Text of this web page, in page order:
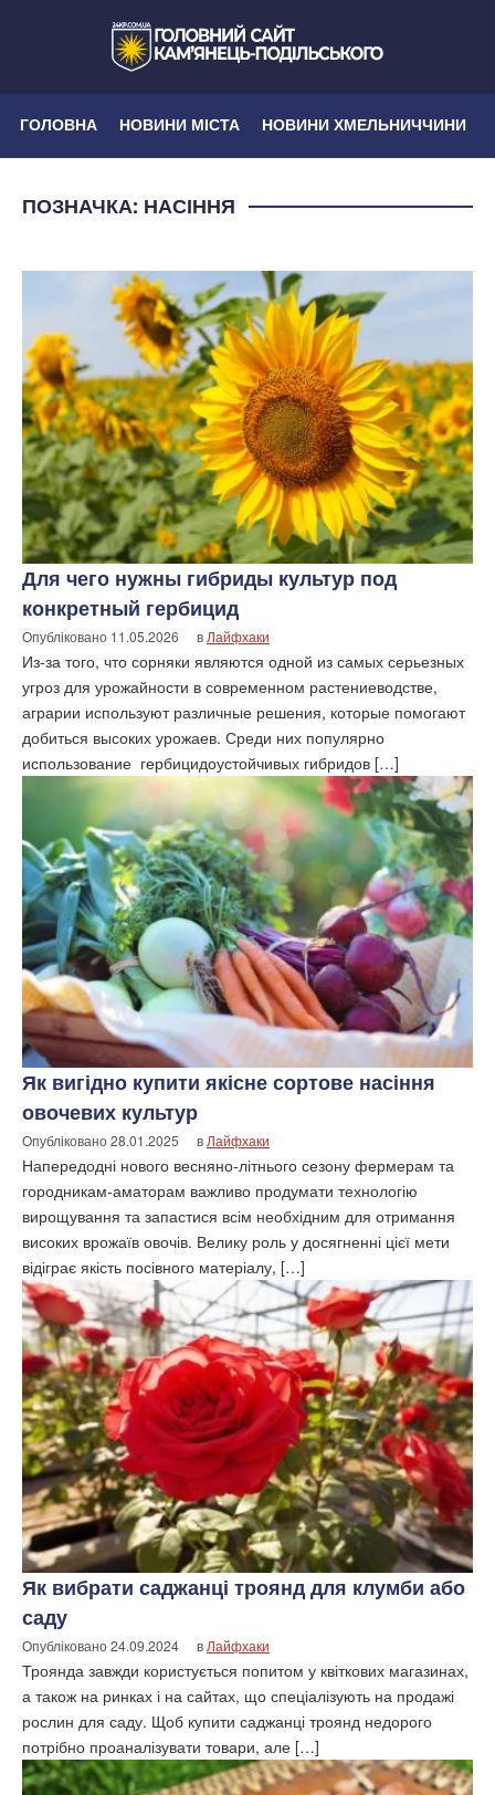
ГОЛОВНА НОВИНИ МІСТА НОВИНИ ХМЕЛЬНИЧЧИНИ
ПОЗНАЧКА: НАСІННЯ
Для чего нужны гибриды культур под
конкретный гербицид
Опубліковано 11.05.2026 в Лайфхаки
Из-за того, что сорняки являются одной из самых серьезных
угроз для урожайности в современном растениеводстве,
аграрии используют различные решения, которые помогают
добиться высоких урожаев. Среди них популярно
использование гербицидоустойчивых гибридов […]
Як вигідно купити якісне сортове насіння
овочевих культур
Опубліковано28.01.2025 в Лайфхаки
Напередодні нового весняно-літнього сезону фермерам та
городникам-аматорам важливо продумати технологію
вирощування та запастися всім необхідним для отримання
високих врожаїв овочів. Велику роль у досягненні цієї мети
відіграє якість посівного матеріалу, […]
Як вибрати саджанці троянд для клумби або
саду
Опубліковано24.09.2024 в Лайфхаки
Троянда завжди користується попитом у квіткових магазинах,
а також на ринках і на сайтах, що спеціалізують на продажі
рослин для саду. Щоб купити саджанці троянд недорого
потрібно проаналізувати товари, але […]